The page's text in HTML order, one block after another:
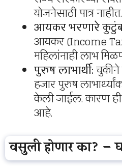
योजनेसाठी पात्र नाहीत.
आयकर भरणारे
आयकर (Income
महिलांनाही लाभ
पुरुष लाभार्थी:
हजार पुरुष
केली जाईल. कारण
आहे.
वसुली होणार का? –